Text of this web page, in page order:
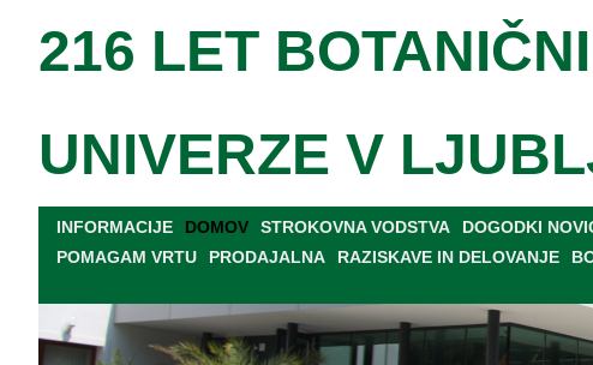
216 LET
UNIVERZE V
INFORMACIJE DOMOV STROKOVNA VODSTVA DOGODKI
POMAGAM VRTU
PRODAJALNA RAZISKAVE IN DELOVANJE